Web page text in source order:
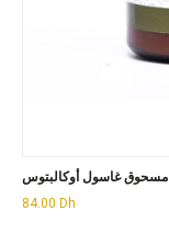
مسحوق غاسول أوكالبتوس
84.00 Dh